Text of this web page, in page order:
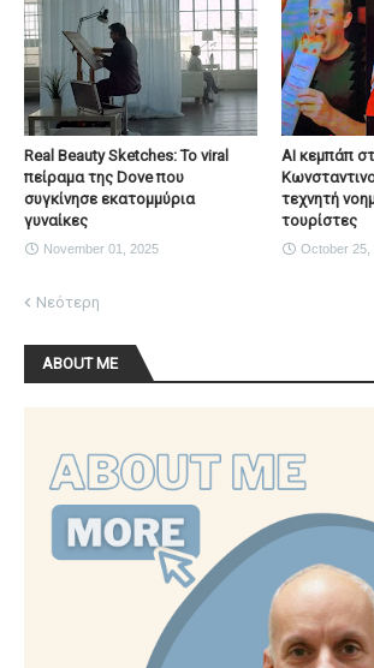
Real Beauty Sketches: Το viral
πείραμα της Dove που
συγκίνησε εκατομμύρια
γυναίκες
November 01, 2025
AI κεμπάπ
τεχνητή
τουρίστες
October 25,
Νεότερη
ABOUT ME